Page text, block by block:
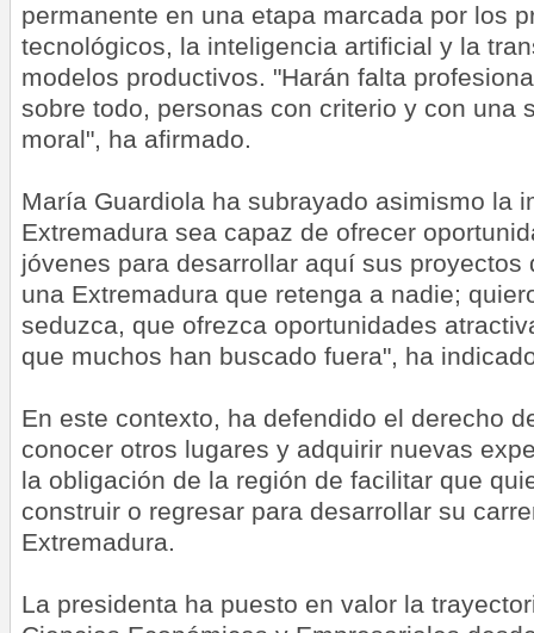
permanente en una etapa marcada por los
tecnológicos, la inteligencia artificial y la
modelos productivos. "Harán falta
sobre todo, personas con criterio y con una
moral", ha afirmado.
María Guardiola ha subrayado asimismo la
Extremadura sea capaz de ofrecer
jóvenes para desarrollar aquí sus proyectos
una Extremadura que retenga a nadie;
seduzca, que ofrezca oportunidades
que muchos han buscado fuera", ha
En este contexto, ha defendido el derecho
conocer otros lugares y adquirir nuevas
la obligación de la región de facilitar que
construir o regresar para desarrollar su
Extremadura.
La presidenta ha puesto en valor la